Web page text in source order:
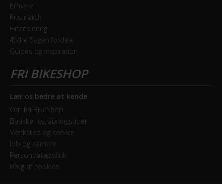
Erhverv
Prismatch
Finansiering
Ældre Sagen fordele
Guides og inspiration
Lær os bedre at kende
Om Fri BikeShop
Butikker og åbningstider
Værksted og service
Job og karriere
Persondatapolitik
Brug af cookies